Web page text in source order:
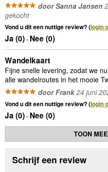
door Sanna Jansen
gekocht
Vond u dit een nuttige review? (login
Ja (0)- Nee (0)
Wandelkaart
Fijne snelle levering, zodat we
alle wandelroutes in het mooie
door Frank24 juni
Vond u dit een nuttige review? (login
Ja (0)- Nee (0)
TOON
Schrijf een review